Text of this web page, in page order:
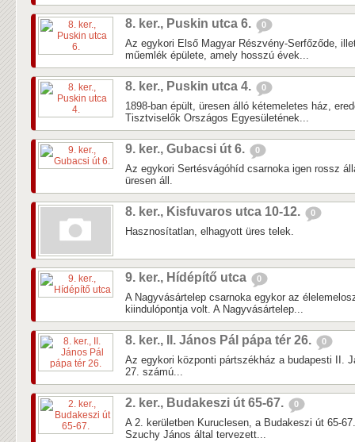
8. ker., Puskin utca 6. 0
Az egykori Első Magyar Részvény-Serfőződe,
műemlék épülete, amely hosszú évek...
8. ker., Puskin utca 4. 0
1898-ban épült, üresen álló kétemeletes ház,
Tisztviselők Országos Egyesületének...
9. ker., Gubacsi út 6. 0
Az egykori Sertésvágóhíd csarnoka igen rossz
üresen áll.
8. ker., Kisfuvaros utca 10-12. 0
Hasznosítatlan, elhagyott üres telek.
9. ker., Hídépítő utca 0
A Nagyvásártelep csarnoka egykor az
kiindulópontja volt. A Nagyvásártelep...
8. ker., II. János Pál pápa tér 26. 0
Az egykori központi pártszékház a budapesti II.
27. számú...
2. ker., Budakeszi út 65-67. 0
A 2. kerületben Kuruclesen, a Budakeszi út 65-
Szuchy János által tervezett...